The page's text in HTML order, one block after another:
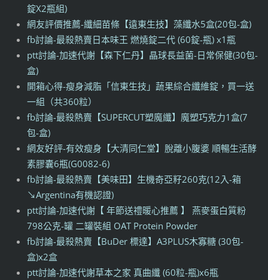
錠X2瓶組)
網友評價推薦-纖細苗條【遠東生技】藻纖水5盒(20包-盒)
fb討論-最殺熱賣日本味王 燃燒錠二代 (60錠-瓶) x1瓶
ptt討論-加速代謝【森下仁丹】晶球長益菌-日常保健(30包-
盒)
開箱心得-瘦身減脂「信東生技」蔬果綜合纖維錠，買一送
一組（共360粒）
fb討論-最殺熱賣【SUPERCUT塑魔纖】魔塑巧克力1盒(7
包-盒)
網友好評-有效瘦身【大清同仁堂】脫離小腹婆 順暢生活酵
素膠囊6瓶(G0082-6)
fb討論-最殺熱賣【美味田】生機奇亞籽260克(12入-箱
↘Argentina有機認證)
ptt討論-加速代謝【 年節送禮暖心推薦 】 燕麥蛋白質粉
798公克-罐 二罐裝組 OAT Protein Powder
fb討論-最殺熱賣【BuDer 標達】A3PLUS木寡糖 (30包-
盒)x2盒
ptt討論-加速代謝草本之家 真曲纖 (60粒-瓶)x6瓶